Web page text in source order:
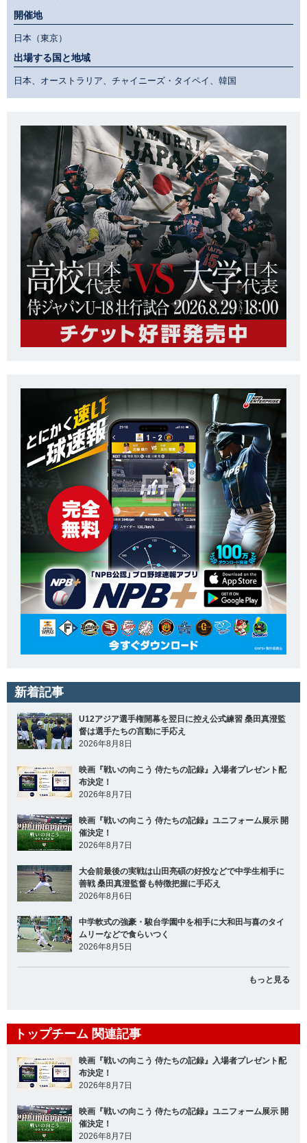
開催地
日本（東京）
出場する国と地域
日本、オーストラリア、チャイニーズ・タイペイ、韓国
新着記事
U12アジア選手権開幕を翌日に控え公式練習 桑田真澄監
督は選手たちの言動に手応え
2026年8月8日
映画『戦いの向こう 侍たちの記録』入場者プレゼント配
布決定！
2026年8月7日
映画『戦いの向こう 侍たちの記録』ユニフォーム展示 開
催決定！
2026年8月7日
大会前最後の実戦は山田亮碩の好投などで中学生相手に
善戦 桑田真澄監督も特徴把握に手応え
2026年8月6日
中学軟式の強豪・駿台学園中を相手に大和田与喜のタイ
ムリーなどで食らいつく
2026年8月5日
もっと見る
トップチーム 関連記事
映画『戦いの向こう 侍たちの記録』入場者プレゼント配
布決定！
2026年8月7日
映画『戦いの向こう 侍たちの記録』ユニフォーム展示 開
催決定！
2026年8月7日